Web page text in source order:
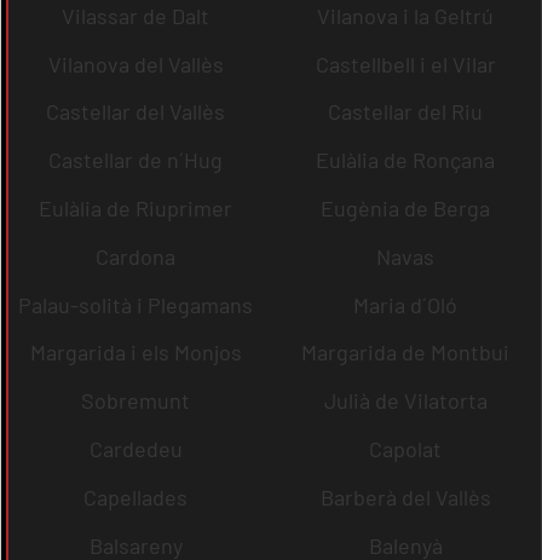
Vilassar de Dalt
Vilanova i la Geltrú
Vilanova del Vallès
Castellbell i el Vilar
Castellar del Vallès
Castellar del Riu
Castellar de n´Hug
Eulàlia de Ronçana
Eulàlia de Riuprimer
Eugènia de Berga
Cardona
Navas
Palau-solità i Plegamans
Maria d´Oló
Margarida i els Monjos
Margarida de Montbui
Sobremunt
Julià de Vilatorta
Cardedeu
Capolat
Capellades
Barberà del Vallès
Balsareny
Balenyà